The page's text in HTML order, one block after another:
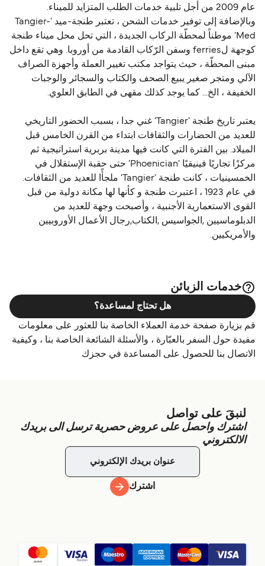
عام 2009 من أجل تلبية خدمات الطلب المتزايد للميناء.
وبالإضافة إلى توفير خدمات الشحن ، تعتبر طنجة-ميد 'Tangier-
Med' موطناً لمحطّة الركاب الجديدة ، التي تحل محل ميناء طنجة
كوجهة لferries وسفن الرّكاب القادمة من أوروبا. وهي تقع داخل
مبنى المحطّة ، حيث يتواجد مكتب تغيير العملة وأجهزة الصراف
الآلي ومتجر صغير يبيع الصحف والكتاب والسجائر والوجبات
الخفيفة ، الخ... كما يوجد كذلك مقهى في الطابق العلوي.
يعتبر تاريخ طنجة 'Tangier' غني جدا ، بسبب الحضور التاريخي
للعديد من الحضارات والثقافات ابتداء من القرن الخامس قبل
الميلاد. بين الفترة التي كانت فيها مدينة بربرية استراتيجية ثم
مركزًا تجاريًا فينيقيًا 'Phoenician' حتى حقبة الإستقلال في
الخمسينيات ، كانت طنجة 'Tangier' ملجأًا للعديد من الثقافات.
في عام 1923 ، اعتبرت طنجة و كأنها لها مكانة دولية من قبل
القوى الاستعمارية الأجنبية ، وأصبحت وجهة للعديد من
الدبلوماسيين ,الجواسيس ,الكتاب,رجال الأعمال الأوروبيين
والأمريكيين.
خدمات الزبائن
قم بزيارة صفحة خدمة العملاء الخاصة بنا للعثور على معلومات
مفيدة حول السفر بالعبّارة ، والأسئلة الشائعة الخاصة بنا ، وكيفية
الاتصال بنا للحصول على المساعدة في حجزك
هل تحتاج لمساعدة؟
لنبقَ على تواصل
اشترك واحصل على عروض حصرية ترسل الى بريدك
الالكتروني
اشترك